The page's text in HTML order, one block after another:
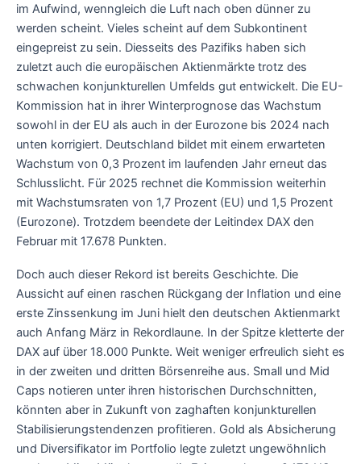
im Aufwind, wenngleich die Luft nach oben dünner zu
werden scheint. Vieles scheint auf dem Subkontinent
eingepreist zu sein. Diesseits des Pazifiks haben sich
zuletzt auch die europäischen Aktienmärkte trotz des
schwachen konjunkturellen Umfelds gut entwickelt. Die EU-
Kommission hat in ihrer Winterprognose das Wachstum
sowohl in der EU als auch in der Eurozone bis 2024 nach
unten korrigiert. Deutschland bildet mit einem erwarteten
Wachstum von 0,3 Prozent im laufenden Jahr erneut das
Schlusslicht. Für 2025 rechnet die Kommission weiterhin
mit Wachstumsraten von 1,7 Prozent (EU) und 1,5 Prozent
(Eurozone). Trotzdem beendete der Leitindex DAX den
Februar mit 17.678 Punkten.
Doch auch dieser Rekord ist bereits Geschichte. Die
Aussicht auf einen raschen Rückgang der Inflation und eine
erste Zinssenkung im Juni hielt den deutschen Aktienmarkt
auch Anfang März in Rekordlaune. In der Spitze kletterte der
DAX auf über 18.000 Punkte. Weit weniger erfreulich sieht es
in der zweiten und dritten Börsenreihe aus. Small und Mid
Caps notieren unter ihren historischen Durchschnitten,
könnten aber in Zukunft von zaghaften konjunkturellen
Stabilisierungstendenzen profitieren. Gold als Absicherung
und Diversifikator im Portfolio legte zuletzt ungewöhnlich